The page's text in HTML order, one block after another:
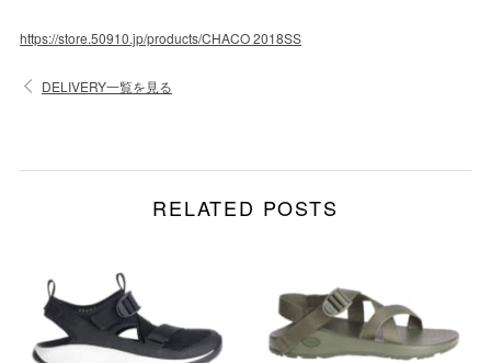
https://store.50910.jp/products/CHACO 2018SS
DELIVERY一覧を見る
RELATED POSTS